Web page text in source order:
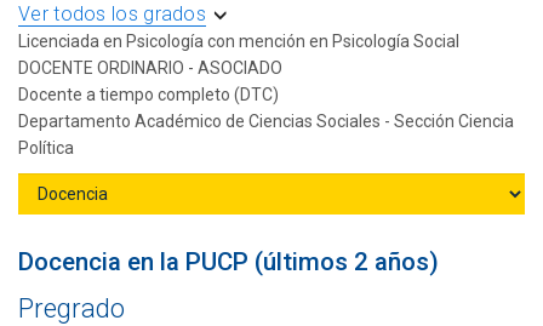
Ver todos los grados
Licenciada en Psicología con mención en Psicología Social
DOCENTE ORDINARIO - ASOCIADO
Docente a tiempo completo (DTC)
Departamento Académico de Ciencias Sociales - Sección Ciencia
Política
Docencia en la PUCP (últimos 2 años)
Pregrado